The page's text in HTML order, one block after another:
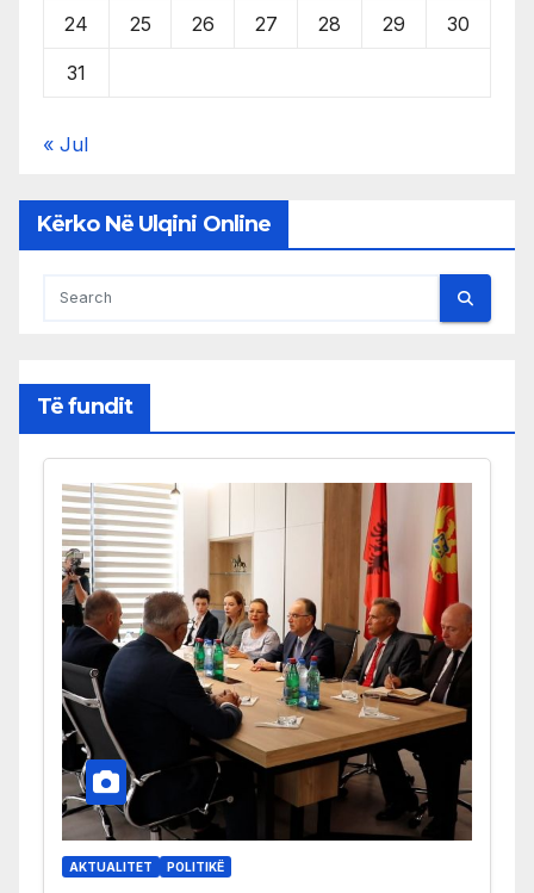
24 25 26 27 28 29 30
31
« Jul
Kërko Në Ulqini Online
Të fundit
AKTUALITET POLITIKË